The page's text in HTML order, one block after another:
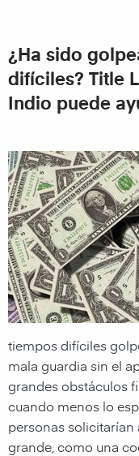
¿Ha sido
difíciles? Title
Indio puede
tiempos difíciles
mala guardia sin el
grandes obstáculos
cuando menos lo
personas
grande, como una